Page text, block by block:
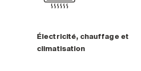
Électricité, chauffage et
climatisation